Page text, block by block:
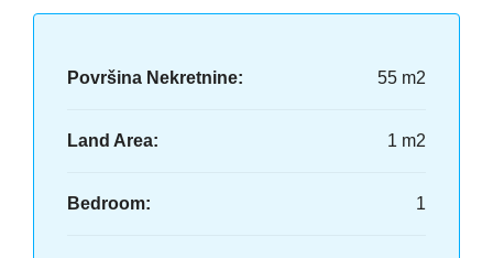
Površina Nekretnine: 55 m2
Land Area: 1 m2
Bedroom: 1